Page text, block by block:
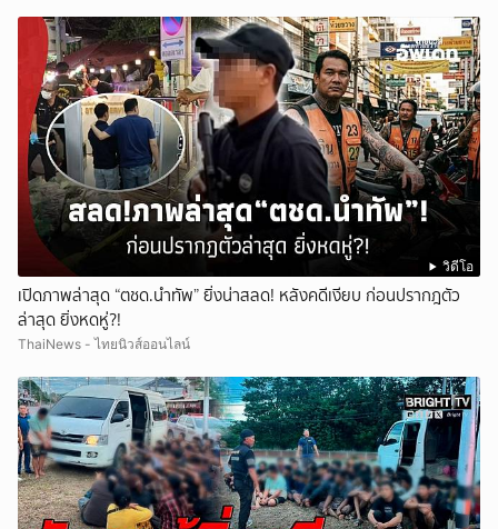
วิดีโอ
เปิดภาพล่าสุด “ตชด.นำทัพ” ยิ่งน่าสลด! หลังคดีเงียบ ก่อนปรากฎตัว
ล่าสุด ยิ่งหดหู่?!
ThaiNews - ไทยนิวส์ออนไลน์